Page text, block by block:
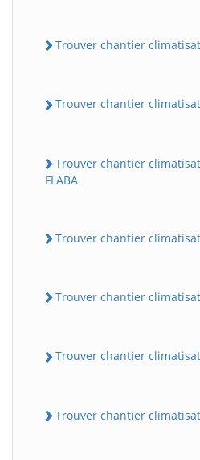
Trouver chantier
Trouver chantier
Trouver chantier
FLABA
Trouver chantier
Trouver chantier
Trouver chantier
Trouver chantier